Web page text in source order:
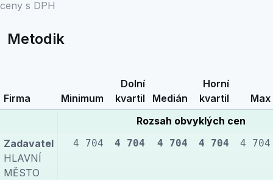
ceny s DPH
Metodik
Firma Minimum
Dolní
kvartil
Medián
Horní
kvartil
Max
Rozsah obvyklých cen
Zadavatel
HLAVNÍ
MĚSTO
4 704 4 704 4 704 4 704 4 704